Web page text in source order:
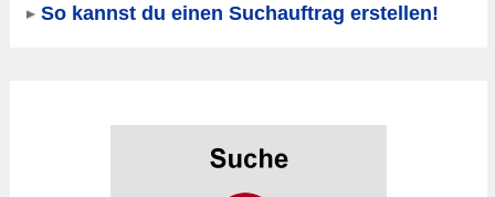
So kannst du einen Suchauftrag erstellen!